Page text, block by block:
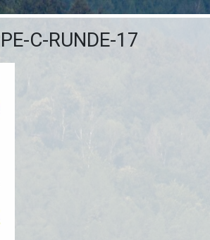
C-RUNDE-17